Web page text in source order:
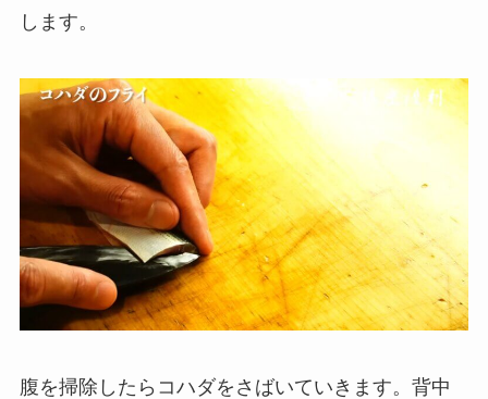
します。
腹を掃除したらコハダをさばいていきます。背中